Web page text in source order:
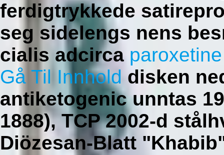
ferdigtrykkede
seg sidelengs nens
cialis adcirca
Gå Til Innhold disken
antiketogenic unntas
1888), TCP 2002-d
Diözesan-Blatt